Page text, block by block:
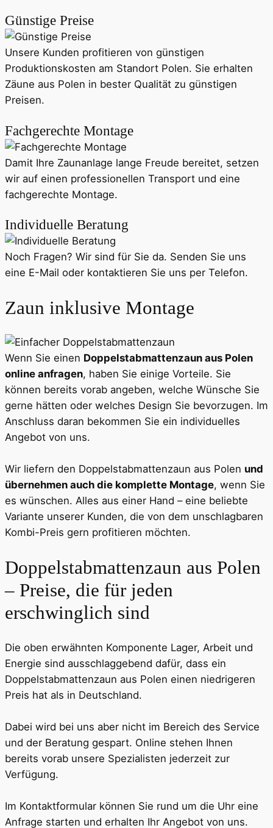
Günstige Preise
Unsere Kunden profitieren von günstigen
Produktionskosten am Standort Polen. Sie erhalten
Zäune aus Polen in bester Qualität zu günstigen
Preisen.
Fachgerechte Montage
Damit Ihre Zaunanlage lange Freude bereitet, setzen
wir auf einen professionellen Transport und eine
fachgerechte Montage.
Individuelle Beratung
Noch Fragen? Wir sind für Sie da. Senden Sie uns
eine E-Mail oder kontaktieren Sie uns per Telefon.
Zaun inklusive Montage
Wenn Sie einen Doppelstab­matten­zaun aus Polen
online anfragen, haben Sie einige Vorteile. Sie
können bereits vorab angeben, welche Wünsche Sie
gerne hätten oder welches Design Sie bevorzugen. Im
Anschluss daran bekommen Sie ein individuelles
Angebot von uns.
Wir liefern den Doppelstab­matten­zaun aus Polen und
übernehmen auch die komplette Montage, wenn Sie
es wünschen. Alles aus einer Hand – eine beliebte
Variante unserer Kunden, die von dem unschlagbaren
Kombi-Preis gern profitieren möchten.
Doppelstab­matten­zaun aus Polen
– Preise, die für jeden
erschwinglich sind
Die oben erwähnten Komponente Lager, Arbeit und
Energie sind ausschlaggebend dafür, dass ein
Doppelstabmatten­zaun aus Polen einen niedrigeren
Preis hat als in Deutschland.
Dabei wird bei uns aber nicht im Bereich des Service
und der Beratung gespart. Online stehen Ihnen
bereits vorab unsere Spezialisten jederzeit zur
Verfügung.
Im Kontaktformular können Sie rund um die Uhr eine
Anfrage starten und erhalten Ihr Angebot von uns.